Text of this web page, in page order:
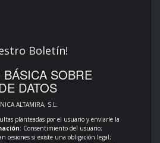
Boletín!
SOBRE
DATOS
ALTAMIRA, S.L.
planteadas por el usuario y enviarle la
: Consentimiento del usuario;
cesiones si existe una obligación legal;